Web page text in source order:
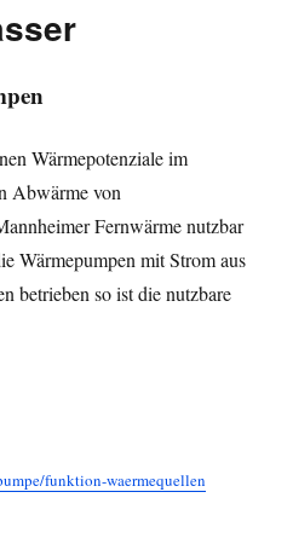
Wärmepotenziale im
Abwärme von
Fernwärme nutzbar
Wärmepumpen mit Strom aus
betrieben so ist die nutzbare
funktion-waermequellen